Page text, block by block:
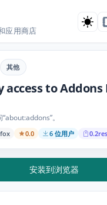
应用商店
其他
access to Addons
。
0.0 6 位用户
安装到浏览器